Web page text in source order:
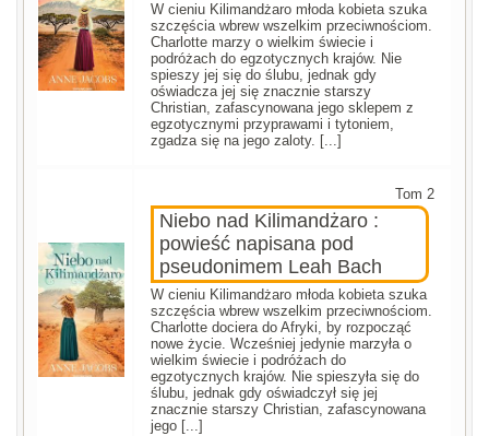
W cieniu Kilimandżaro młoda kobieta szuka
szczęścia wbrew wszelkim przeciwnościom.
Charlotte marzy o wielkim świecie i
podróżach do egzotycznych krajów. Nie
spieszy jej się do ślubu, jednak gdy
oświadcza jej się znacznie starszy
Christian, zafascynowana jego sklepem z
egzotycznymi przyprawami i tytoniem,
zgadza się na jego zaloty. [...]
Tom 2
Niebo nad Kilimandżaro :
powieść napisana pod
pseudonimem Leah Bach
W cieniu Kilimandżaro młoda kobieta szuka
szczęścia wbrew wszelkim przeciwnościom.
Charlotte dociera do Afryki, by rozpocząć
nowe życie. Wcześniej jedynie marzyła o
wielkim świecie i podróżach do
egzotycznych krajów. Nie spieszyła się do
ślubu, jednak gdy oświadczył się jej
znacznie starszy Christian, zafascynowana
jego [...]